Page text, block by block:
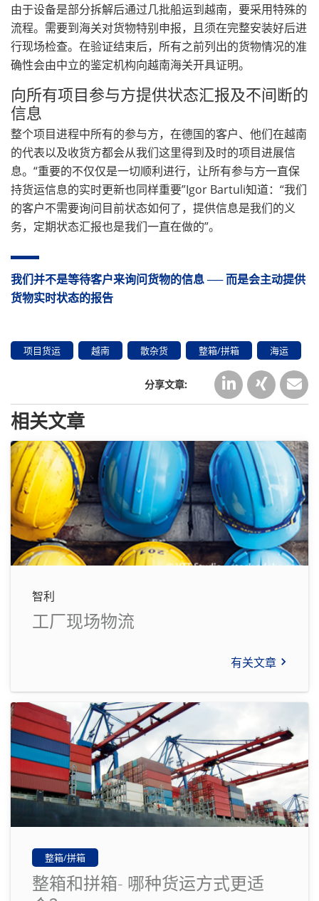
由于设备是部分拆解后通过几批船运到越南，要采用特殊的
流程。需要到海关对货物特别申报，且须在完整安装好后进
行现场检查。在验证结束后，所有之前列出的货物情况的准
确性会由中立的鉴定机构向越南海关开具证明。
向所有项目参与方提供状态汇报及不间断的
信息
整个项目进程中所有的参与方，在德国的客户、他们在越南
的代表以及收货方都会从我们这里得到及时的项目进展信
息。“重要的不仅仅是一切顺利进行，让所有参与方一直保
持货运信息的实时更新也同样重要”Igor Bartuli知道：“我们
的客户不需要询问目前状态如何了，提供信息是我们的义
务，定期状态汇报也是我们一直在做的”。
我们并不是等待客户来询问货物的信息 ── 而是会主动提供
货物实时状态的报告
项目货运 越南 散杂货 整箱/拼箱 海运
相关文章
智利
工厂现场物流
有关文章
整箱/拼箱
整箱和拼箱- 哪种货运方式更适